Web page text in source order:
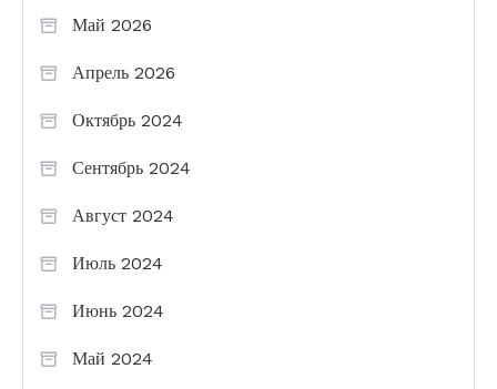
Май 2026
Апрель 2026
Октябрь 2024
Сентябрь 2024
Август 2024
Июль 2024
Июнь 2024
Май 2024